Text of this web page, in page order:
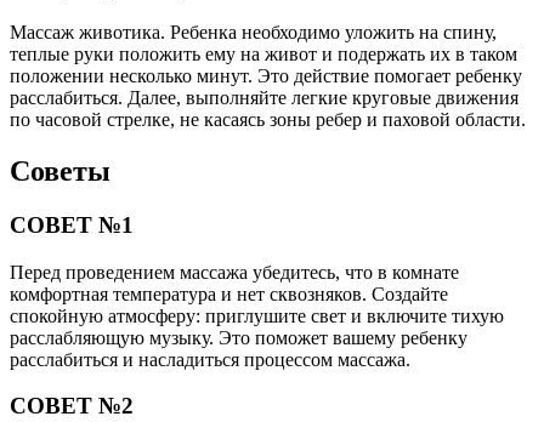
Массаж животика. Ребенка необходимо уложить на спину,
теплые руки положить ему на живот и подержать их в таком
положении несколько минут. Это действие помогает ребенку
расслабиться. Далее, выполняйте легкие круговые движения
по часовой стрелке, не касаясь зоны ребер и паховой области.
Советы
СОВЕТ №1
Перед проведением массажа убедитесь, что в комнате
комфортная температура и нет сквозняков. Создайте
спокойную атмосферу: приглушите свет и включите тихую
расслабляющую музыку. Это поможет вашему ребенку
расслабиться и насладиться процессом массажа.
СОВЕТ №2